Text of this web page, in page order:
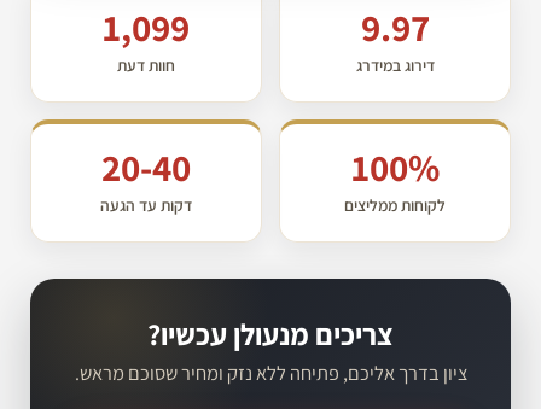
9.97
דירוג במידרג
1,099
חוות דעת
100%
לקוחות ממליצים
20-40
דקות עד הגעה
צריכים מנעולן עכשיו?
ציון בדרך אליכם, פתיחה ללא נזק ומחיר שסוכם מראש.